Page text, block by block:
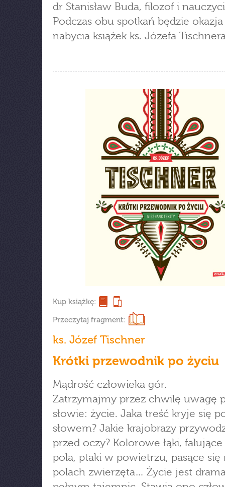
dr Stanisław Buda, filozof i
Podczas obu spotkań będzie
nabycia książek ks. Józefa
Kup książkę:
Przeczytaj fragment:
ks. Józef Tischner
Krótki przewodnik po życiu
Mądrość człowieka gór.
Zatrzymajmy przez chwilę uwagę
słowie: życie. Jaka treść kryje się
słowem? Jakie krajobrazy
przed oczy? Kolorowe łąki,
pola, ptaki w powietrzu, pasące się
polach zwierzęta… Życie jest